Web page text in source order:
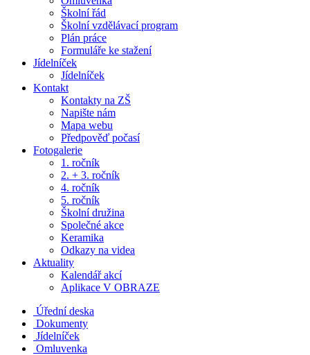
Školní řád
Školní vzdělávací program
Plán práce
Formuláře ke stažení
Jídelníček
Jídelníček
Kontakt
Kontakty na ZŠ
Napište nám
Mapa webu
Předpověď počasí
Fotogalerie
1. ročník
2. + 3. ročník
4. ročník
5. ročník
Školní družina
Společné akce
Keramika
Odkazy na videa
Aktuality
Kalendář akcí
Aplikace V OBRAZE
Úřední deska
Dokumenty
Jídelníček
Omluvenka